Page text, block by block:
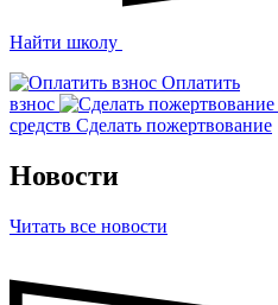
Найти школу
Оплатить
взнос
средств Сделать пожертвование
Новости
Читать все новости